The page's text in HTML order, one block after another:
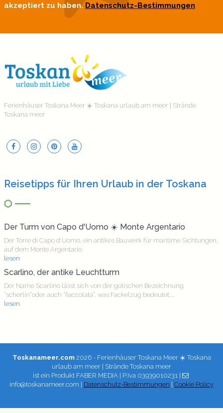
akzeptiert zu haben.Datenschutz-Bestimmungen
Ferienhäuser Toskana Meer ☀️ Toskana urlaub am meer | Strände
Toskana meer
Reisetipps für Ihren Urlaub in der Toskana
Der Turm von Capo d'Uomo ☀️ Monte Argentario
Der Torre di Capo d'Uomo, ein antikes Bauwerk für maritime Sichtungen,
auf dem Monte Argentario.
lesen
Scarlino, der antike Leuchtturm
Der Name Scarlino lässt sich von der gotischen Bezeichnung
“scherlin”oder auch “fiaccolata”, was Fackelzug bedeutet,...
lesen
Toskanameer.com2026 - Ferienhäuser Toskana Meer ☀️ Toskana
urlaub am meer | Strände Toskana meer
ist ein Produkt FABER MEDIA| P.Iva 03939010231 |
info@toskanameer.com | Datenschutz-Bestimmungen Cookie Policy